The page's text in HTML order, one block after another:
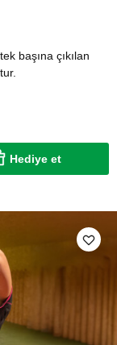
başına çıkılan
Hediye et